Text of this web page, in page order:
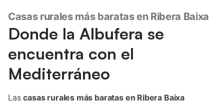
Casas rurales más baratas en Ribera Baixa
Donde la Albufera se
encuentra con el
Mediterráneo
Lascasas rurales más baratas en Ribera Baixa